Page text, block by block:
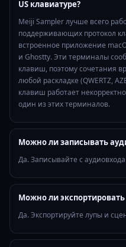
US клавиатуре?
Meiji Sampler лучше всего
поддерживающих протокол
встроенное приложение
и Ghostty. Эти терминалы
клавиш, поэтому сочетания
любой раскладке (QWERTZ,
клавиш работает
один из этих терминалов.
Можно ли записывать
Да. Записывайте с
Можно ли
Да. Экспортируйте лупы и